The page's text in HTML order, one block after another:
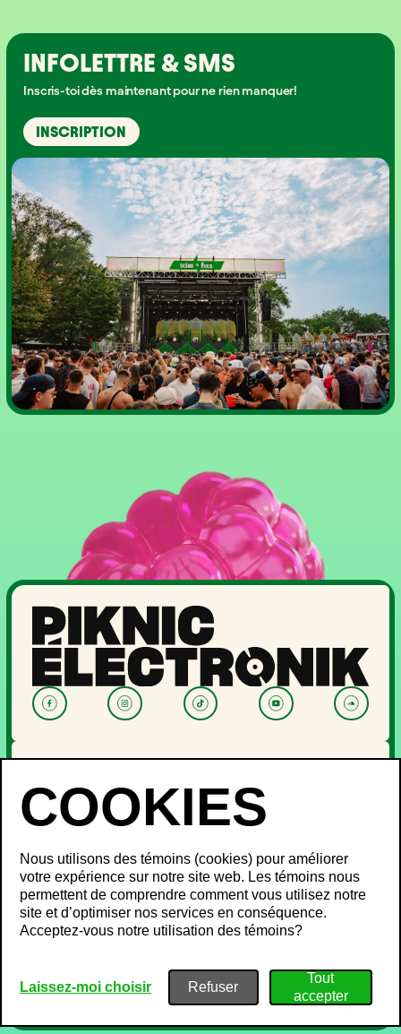
INFOLETTRE & SMS
Inscris-toi dès maintenant pour ne rien manquer!
INSCRIPTION
PROGRAMMATION
OFF PIKNIC
PASSES ET BILLETS
LE FESTIVAL
À propos
Partenaires
Mot des ministres
Médias
Emplois
INFOS FESTIVALIERS
Gestion du bruit
Politique de confidentialité
Conditions d’utilisation
Politique sur les témoins
Nous utilisons des témoins (cookies) pour améliorer
votre expérience sur notre site web. Les témoins nous
permettent de comprendre comment vous utilisez notre
site et d’optimiser nos services en conséquence.
Acceptez-vous notre utilisation des témoins?
Laissez-moi choisir